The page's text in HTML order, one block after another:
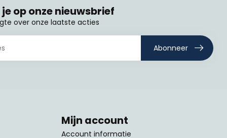
op onze nieuwsbrief
over onze laatste acties
Abonneer
Mijn account
Account informatie